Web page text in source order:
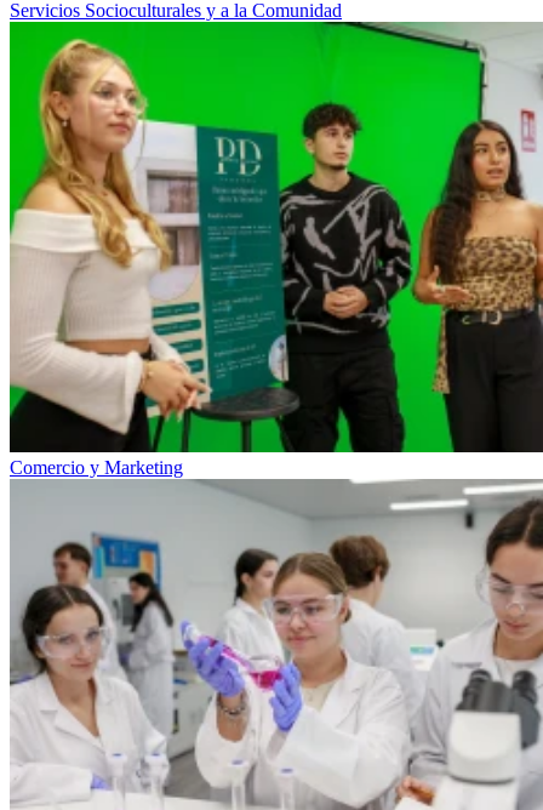
Servicios Socioculturales y a la Comunidad
Comercio y Marketing